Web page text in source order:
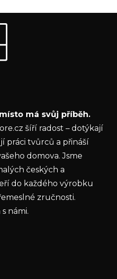
budeme zasílat informace o
e-shopu.
místo má svůj příběh.
šíří radost – dotýkají
práci tvůrců a přináší
domova. Jsme
českých a
do každého výrobku
zručnosti.
námi.